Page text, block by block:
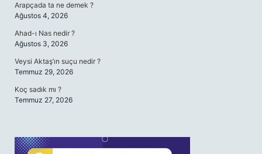
Arapçada ta ne demek ?
Ağustos 4, 2026
Ahad-ı Nas nedir ?
Ağustos 3, 2026
Veysi Aktaş’ın suçu nedir ?
Temmuz 29, 2026
Koç sadık mı ?
Temmuz 27, 2026